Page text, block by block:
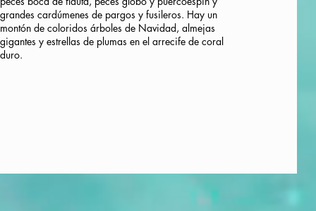
grandes cardúmenes de pargos y fusileros. Hay un
montón de coloridos árboles de Navidad, almejas
gigantes y estrellas de plumas en el arrecife de coral
duro.